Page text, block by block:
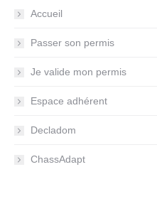
Accueil
Passer son permis
Je valide mon permis
Espace adhérent
Decladom
ChassAdapt